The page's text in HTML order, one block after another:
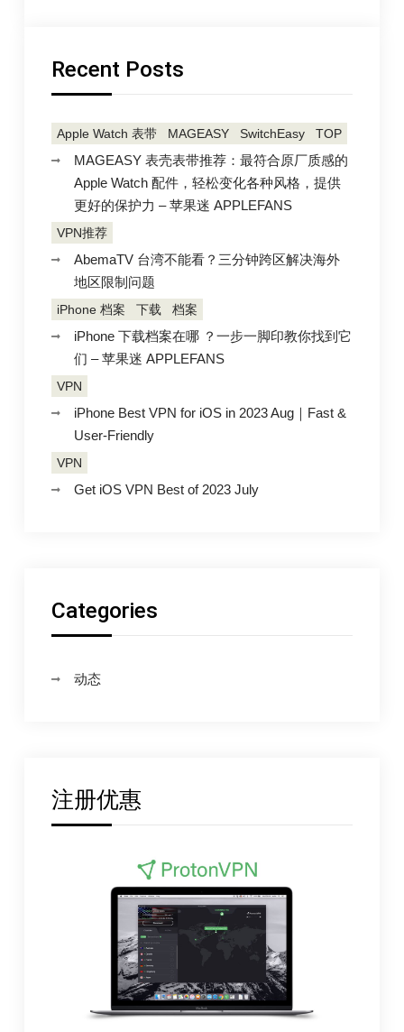
Recent Posts
Apple Watch 表带 MAGEASY SwitchEasy TOP
MAGEASY 表壳表带推荐：最符合原厂质感的
Apple Watch 配件，轻松变化各种风格，提供
更好的保护力 – 苹果迷 APPLEFANS
VPN推荐
AbemaTV 台湾不能看？三分钟跨区解决海外
地区限制问题
iPhone 档案 下载 档案
iPhone 下载档案在哪 ？一步一脚印教你找到它
们 – 苹果迷 APPLEFANS
VPN
iPhone Best VPN for iOS in 2023 Aug｜Fast &
User-Friendly
VPN
Get iOS VPN Best of 2023 July
Categories
动态
注册优惠